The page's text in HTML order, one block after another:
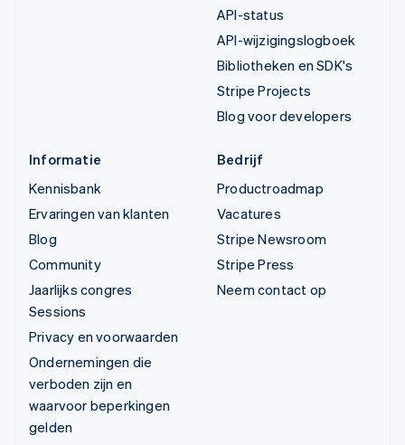
API-status
API-wijzigingslogboek
Bibliotheken en SDK's
Stripe Projects
Blog voor developers
Informatie
Kennisbank
Ervaringen van klanten
Blog
Community
Jaarlijks congres
Sessions
Privacy en voorwaarden
Ondernemingen die
verboden zijn en
waarvoor beperkingen
gelden
Bedrijf
Productroadmap
Vacatures
Stripe Newsroom
Stripe Press
Neem contact op